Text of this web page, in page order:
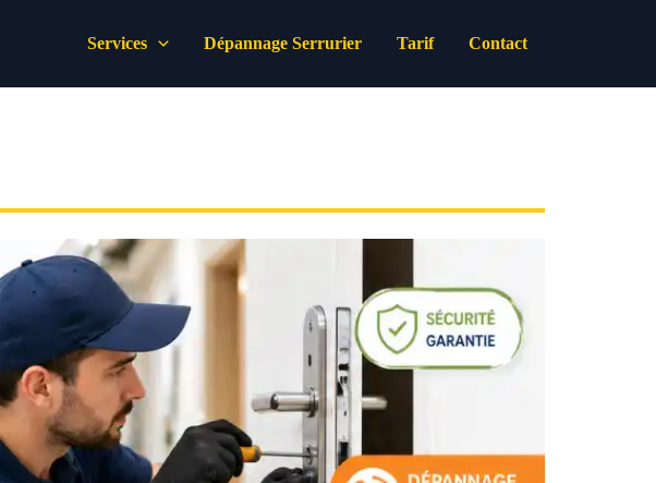
Services Dépannage Serrurier Tarif Contact